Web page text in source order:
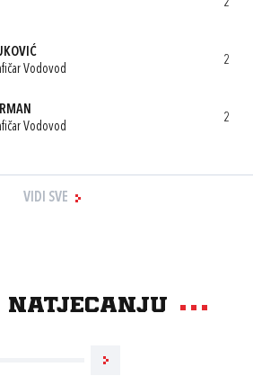
2
Vodovod
2
Vodovod
2
VIDI SVE
natjecanju